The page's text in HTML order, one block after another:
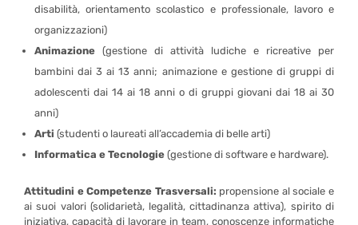
disabilità, orientamento scolastico e professionale, lavoro e
organizzazioni)
Animazione (gestione di attività ludiche e ricreative per
bambini dai 3 ai 13 anni; animazione e gestione di gruppi di
adolescenti dai 14 ai 18 anni o di gruppi giovani dai 18 ai 30
anni)
Arti (studenti o laureati all’accademia di belle arti)
Informatica e Tecnologie (gestione di software e hardware).
Attitudini e Competenze Trasversali: propensione al sociale e
ai suoi valori (solidarietà, legalità, cittadinanza attiva), spirito di
iniziativa, capacità di lavorare in team, conoscenze informatiche